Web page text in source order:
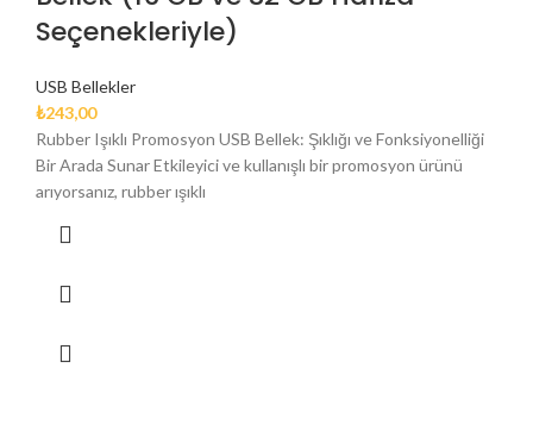
Seçenekleriyle)
USB Bellekler
₺243,00
Rubber Işıklı Promosyon USB Bellek: Şıklığı ve Fonksiyonelliği
Bir Arada Sunar Etkileyici ve kullanışlı bir promosyon ürünü
arıyorsanız, rubber ışıklı